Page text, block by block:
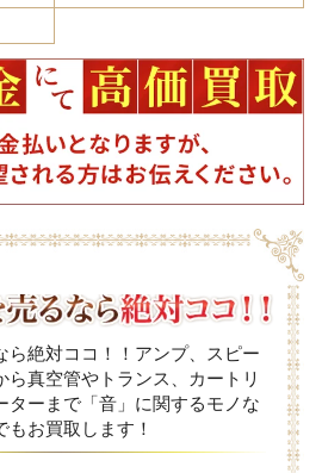
ら絶対ココ！！アンプ、スピー
ら真空管やトランス、カートリ
ターまで「音」に関するモノな
もお買取します！